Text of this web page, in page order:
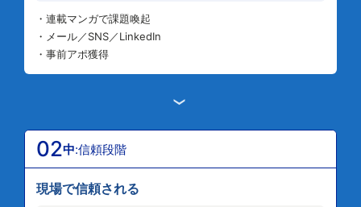
・連載マンガで課題喚起
・メール／SNS／LinkedIn
・事前アポ獲得
›
02中:信頼段階
現場で信頼される